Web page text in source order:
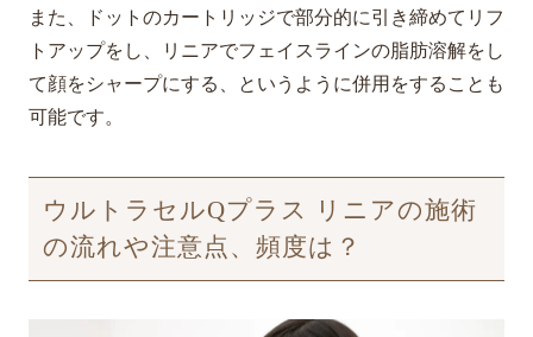
また、ドットのカートリッジで部分的に引き締めてリフ
トアップをし、リニアでフェイスラインの脂肪溶解をし
て顔をシャープにする、というように併用をすることも
可能です。
ウルトラセルQプラス リニアの施術
の流れや注意点、頻度は？